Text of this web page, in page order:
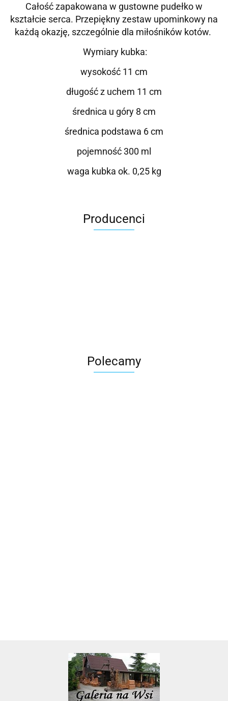
Całość zapakowana w gustowne pudełko w
kształcie serca. Przepiękny zestaw upominkowy na
każdą okazję, szczególnie dla miłośników kotów.
Wymiary kubka:
wysokość 11 cm
długość z uchem 11 cm
średnica u góry 8 cm
średnica podstawa 6 cm
pojemność 300 ml
waga kubka ok. 0,25 kg
Producenci
Polecamy